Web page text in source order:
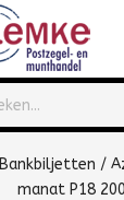
Bankbiljetten /
manat P18